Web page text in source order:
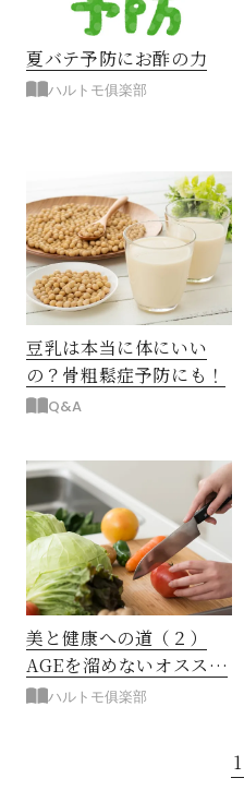
夏バテ予防にお酢の力
ハルトモ俱楽部
豆乳は本当に体にいい
の？骨粗鬆症予防にも！
Q&A
美と健康への道（２）
AGEを溜めないオススメ
調理法
ハルトモ俱楽部
1